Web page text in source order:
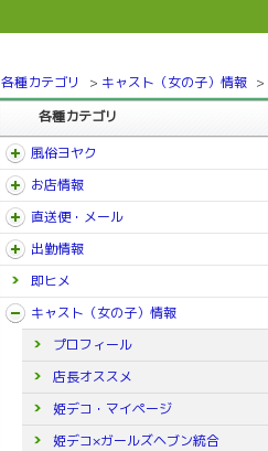
各種カテゴリ > キャスト（女の子）情報 >
各種カテゴリ
風俗ヨヤク
お店情報
直送便・メール
出勤情報
即ヒメ
キャスト（女の子）情報
プロフィール
店長オススメ
姫デコ・マイページ
姫デコ×ガールズヘブン統合